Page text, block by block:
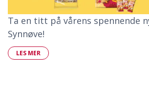
Ta en titt på vårens spennende
Synnøve!
LES MER